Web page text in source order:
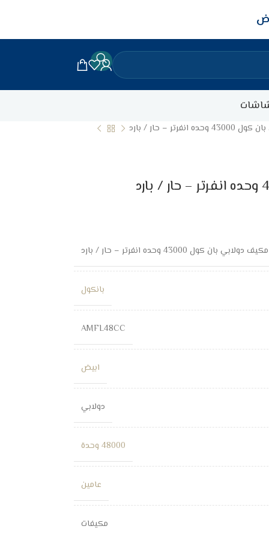
– حار / بارد
مكيف دولابي بان كول 43000 وحده انفرتر – حار / بارد
بانكول
AMFL48CC
ابيض
دولابي
48000 وحدة
عامين
مكيفات